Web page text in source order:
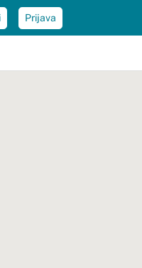
Prijava